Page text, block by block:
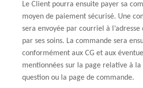
Le Client pourra ensuite payer sa
moyen de paiement sécurisé. Une
sera envoyée par courriel à
par ses soins. La commande sera
conformément aux CG et aux
mentionnées sur la page relative à la
question ou la page de commande.